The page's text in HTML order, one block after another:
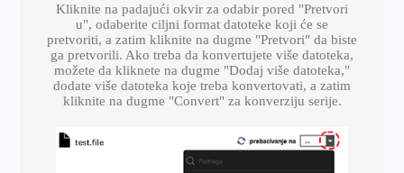
Kliknite na padajući okvir za odabir pored "Pretvori
u", odaberite ciljni format datoteke koji će se
pretvoriti, a zatim kliknite na dugme "Pretvori" da biste
ga pretvorili. Ako treba da konvertujete više datoteka,
možete da kliknete na dugme "Dodaj više datoteka,"
dodate više datoteka koje treba konvertovati, a zatim
kliknite na dugme "Convert" za konverziju serije.